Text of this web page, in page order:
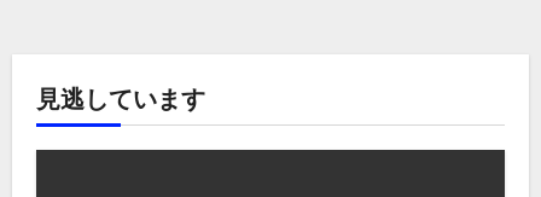
見逃しています